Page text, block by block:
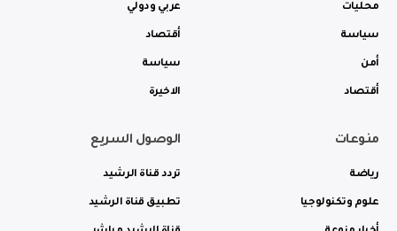
محليات
سياسة
أمن
أقتصاد
عربي ودولي
أقتصاد
سياسة
الاخيرة
منوعات
رياضة
علوم وتكنولوجيا
الوصول السريع
تردد قناة الرشيد
تطبيق قناة الرشيد